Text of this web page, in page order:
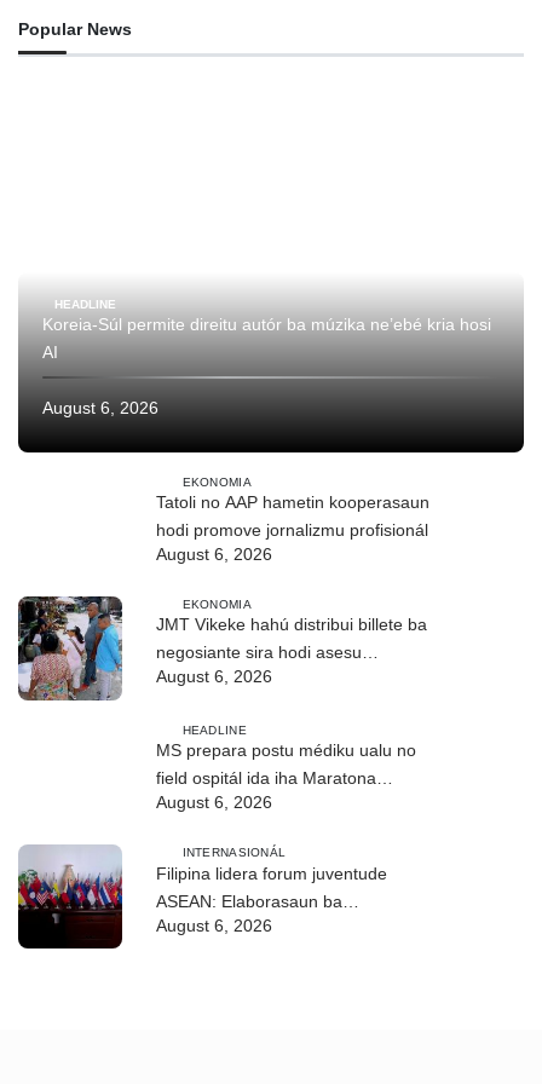
Popular News
HEADLINE
Koreia-Súl permite direitu autór ba múzika ne’ebé kria hosi
AI
August 6, 2026
EKONOMIA
Tatoli no AAP hametin kooperasaun
hodi promove jornalizmu profisionál
August 6, 2026
EKONOMIA
JMT Vikeke hahú distribui billete ba
negosiante sira hodi asesu
August 6, 2026
HEADLINE
MS prepara postu médiku ualu no
field ospitál ida iha Maratona
Internasionál Dili
August 6, 2026
INTERNASIONÁL
Filipina lidera forum juventude
ASEAN: Elaborasaun ba
deklarasaun reziliénsia dijitál
August 6, 2026